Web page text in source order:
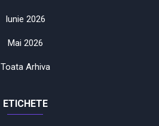
Iunie 2026
Mai 2026
Toata Arhiva
ETICHETE